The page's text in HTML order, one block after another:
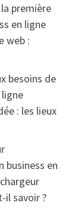
première
en ligne
web :
besoins de
: les lieux
business en
il savoir ?